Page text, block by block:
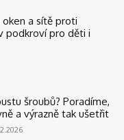
oken a sítě proti
podkroví pro děti i
šroubů? Poradíme,
a výrazně tak ušetřit